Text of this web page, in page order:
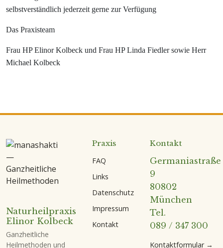
selbstverständlich jederzeit gerne zur Verfügung
Das Praxisteam
Frau HP Elinor Kolbeck und Frau HP Linda Fiedler sowie Herr
Michael Kolbeck
Naturheilpraxis
Elinor Kolbeck
Ganzheitliche
Heilmethoden und
Praxis
FAQ
Links
Datenschutz
Impressum
Kontakt
Kontakt
Germaniastraße
9
80802
München
Tel.
089 / 347 300
Kontaktformular →